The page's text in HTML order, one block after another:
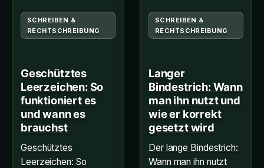
SCHREIBEN &
RECHTSCHREIBUNG
Geschütztes
Leerzeichen: So
funktioniert es
und wann es
brauchst
Geschütztes
Leerzeichen: So
SCHREIBEN &
RECHTSCHREIBUNG
Langer
Bindestrich: Wann
man ihn nutzt und
wie er korrekt
gesetzt wird
Der lange Bindestrich:
Wann man ihn nutzt